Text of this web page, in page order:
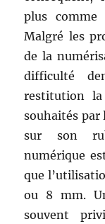
plus comme
Malgré les
de la
difficulté
restitution
souhaités par
sur son
numérique
que
ou 8 mm.
souvent